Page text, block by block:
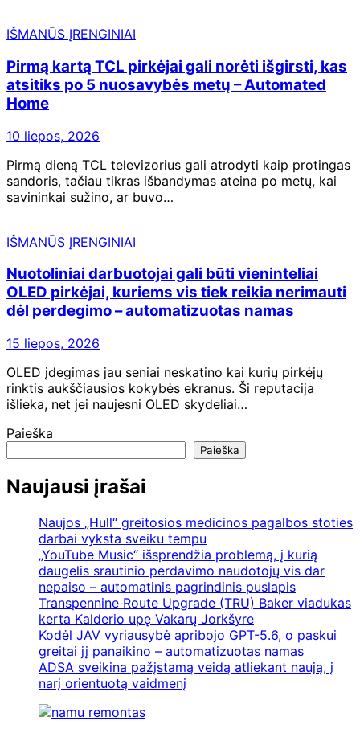
IŠMANŪS ĮRENGINIAI
Pirmą kartą TCL pirkėjai gali norėti išgirsti, kas
atsitiks po 5 nuosavybės metų – Automated
Home
10 liepos, 2026
Pirmą dieną TCL televizorius gali atrodyti kaip protingas
sandoris, tačiau tikras išbandymas ateina po metų, kai
savininkai sužino, ar buvo…
IŠMANŪS ĮRENGINIAI
Nuotoliniai darbuotojai gali būti vieninteliai
OLED pirkėjai, kuriems vis tiek reikia nerimauti
dėl perdegimo – automatizuotas namas
15 liepos, 2026
OLED įdegimas jau seniai neskatino kai kurių pirkėjų
rinktis aukščiausios kokybės ekranus. Ši reputacija
išlieka, net jei naujesni OLED skydeliai…
Paieška
Paieška
Naujausi įrašai
Naujos „Hull“ greitosios medicinos pagalbos stoties
darbai vyksta sveiku tempu
„YouTube Music“ išsprendžia problemą, į kurią
daugelis srautinio perdavimo naudotojų vis dar
nepaiso – automatinis pagrindinis puslapis
Transpennine Route Upgrade (TRU) Baker viadukas
kerta Kalderio upę Vakarų Jorkšyre
Kodėl JAV vyriausybė apribojo GPT-5.6, o paskui
greitai jį panaikino – automatizuotas namas
ADSA sveikina pažįstamą veidą atliekant naują, į
narį orientuotą vaidmenį